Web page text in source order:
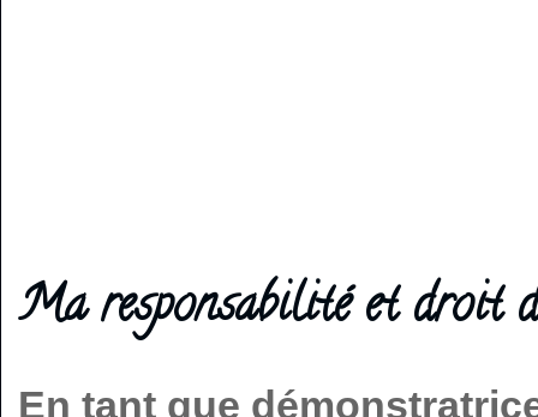
Ma responsabilité et droit
En tant que